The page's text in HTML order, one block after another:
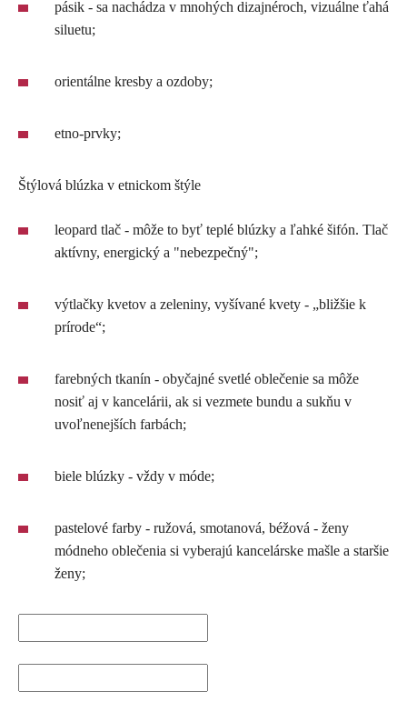
pásik - sa nachádza v mnohých dizajnéroch, vizuálne ťahá
siluetu;
orientálne kresby a ozdoby;
etno-prvky;
Štýlová blúzka v etnickom štýle
leopard tlač - môže to byť teplé blúzky a ľahké šifón. Tlač
aktívny, energický a "nebezpečný";
výtlačky kvetov a zeleniny, vyšívané kvety - „bližšie k
prírode“;
farebných tkanín - obyčajné svetlé oblečenie sa môže
nosiť aj v kancelárii, ak si vezmete bundu a sukňu v
uvoľnenejších farbách;
biele blúzky - vždy v móde;
pastelové farby - ružová, smotanová, béžová - ženy
módneho oblečenia si vyberajú kancelárske mašle a staršie
ženy;